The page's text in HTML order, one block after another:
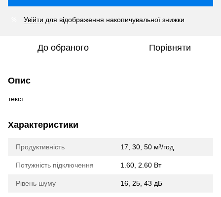
Увійти для відображення накопичувальної знижки
До обраного Порівняти
Опис
текст
Характеристики
Продуктивність 17, 30, 50 м³/год
Потужність підключення 1.60, 2.60 Вт
Рівень шуму 16, 25, 43 дБ